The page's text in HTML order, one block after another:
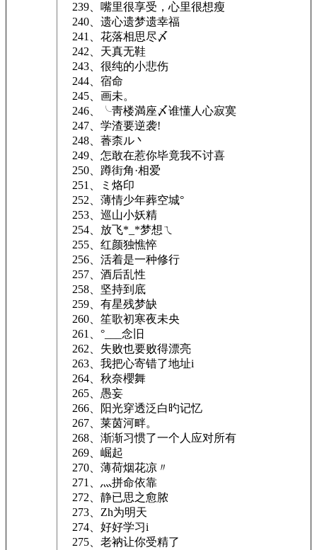
239、嘴里很享受，心里很想瘦
240、遗心遗梦遗幸福
241、花落相思尽〆
242、天真无鞋
243、很纯的小悲伤
244、宿命
245、画未。
246、╰靑楼満座〆谁懂人心寂寞
247、学渣要逆袭!
248、萫柰ル丶
249、怎敢在惹你毕竟我不讨喜
250、蹲街角·相爱
251、ミ烙印ゝ
252、薄情少年葬空城°
253、巡山小妖精
254、放飞*_*梦想ㄟ
255、红颜独憔悴
256、活着是一种修行
257、酒后乱性
258、坚持到底
259、有星残梦缺
260、笙歌初寒夜未央
261、°___念旧
262、失败也要败得漂亮
263、我把心寄错了地址i
264、秋奈櫻舞
265、愚妄
266、阳光穿透泛白旳记忆
267、莱茵河畔。
268、渐渐习惯了一个人应对所有
269、崛起
270、薄荷烟花凉〃
271、灬拼命依靠
272、静已思之愈脓
273、Zh为明天
274、好好学习i
275、老衲让你受精了